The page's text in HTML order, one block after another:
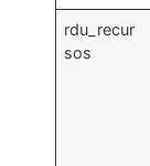
rdu_recur
sos